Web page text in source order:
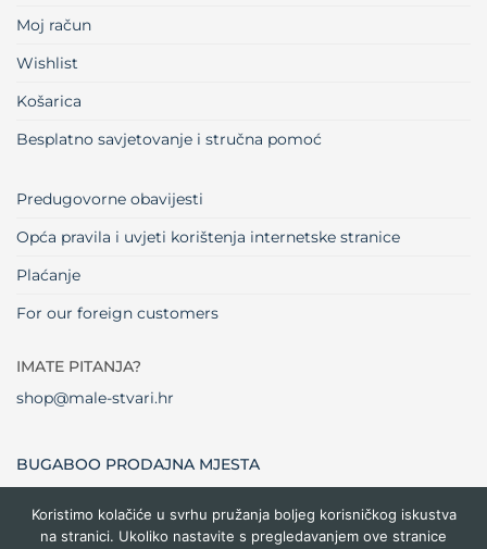
Moj račun
Wishlist
Košarica
Besplatno savjetovanje i stručna pomoć
Predugovorne obavijesti
Opća pravila i uvjeti korištenja internetske stranice
Plaćanje
For our foreign customers
IMATE PITANJA?
shop@male-stvari.hr
BUGABOO PRODAJNA MJESTA
Visa MasterCardMaestro Dinners Credit Cash
Koristimo kolačiće u svrhu pružanja boljeg korisničkog iskustva
na stranici. Ukoliko nastavite s pregledavanjem ove stranice